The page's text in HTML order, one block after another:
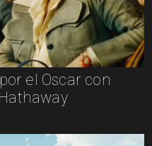
el Oscar con